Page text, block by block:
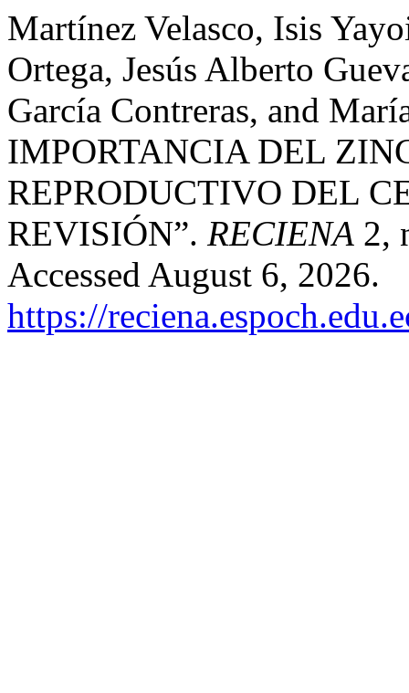
Martínez Velasco, Isis
Ortega, Jesús Alberto
García Contreras, and
IMPORTANCIA DEL
REPRODUCTIVO DEL
REVISIÓN”. RECIENA 2,
Accessed August 6, 2026.
https://